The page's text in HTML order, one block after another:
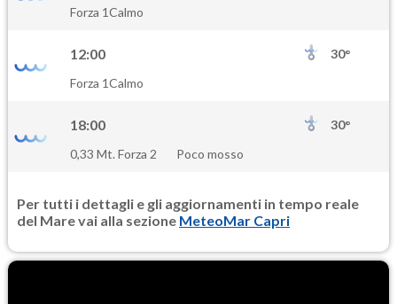
Forza 1Calmo
12:00
30°
Forza 1Calmo
18:00
30°
0,33 Mt. Forza 2
Poco mosso
Per tutti i dettagli e gli aggiornamenti in tempo reale
del Mare vai alla sezione MeteoMar Capri